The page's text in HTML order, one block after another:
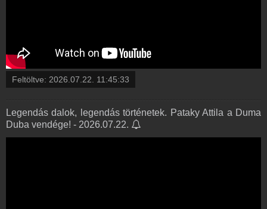
Feltöltve: 2026.07.22. 11:45:33
Legendás dalok, legendás történetek. Pataky Attila a Duma
Duba vendége! - 2026.07.22.